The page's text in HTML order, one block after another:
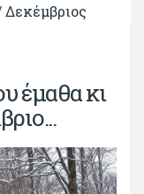
Δεκέμβριος
έμαθα κι